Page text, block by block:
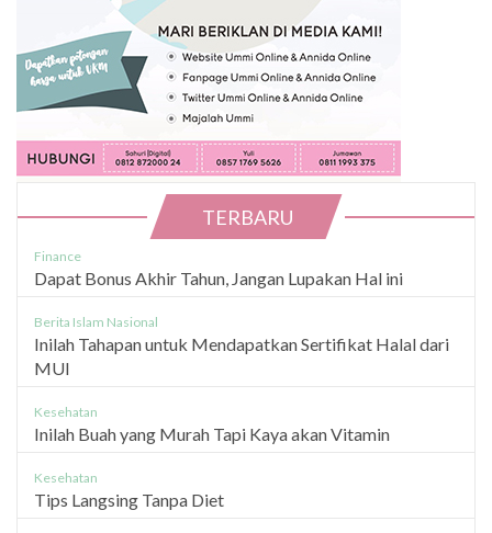
TERBARU
Finance
Dapat Bonus Akhir Tahun, Jangan Lupakan Hal ini
Berita Islam Nasional
Inilah Tahapan untuk Mendapatkan Sertifikat Halal dari
MUI
Kesehatan
Inilah Buah yang Murah Tapi Kaya akan Vitamin
Kesehatan
Tips Langsing Tanpa Diet